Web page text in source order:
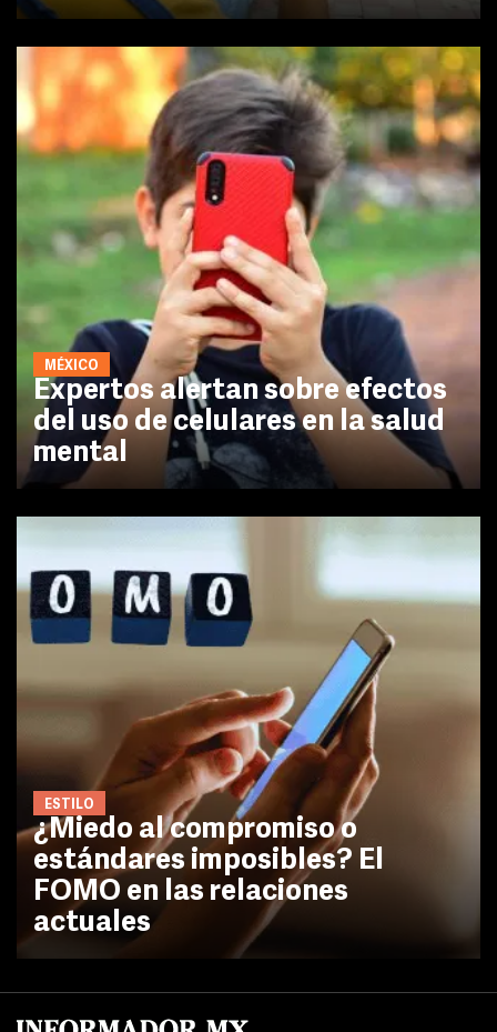
MÉXICO
Expertos alertan sobre efectos
del uso de celulares en la salud
mental
ESTILO
¿Miedo al compromiso o
estándares imposibles? El
FOMO en las relaciones
actuales